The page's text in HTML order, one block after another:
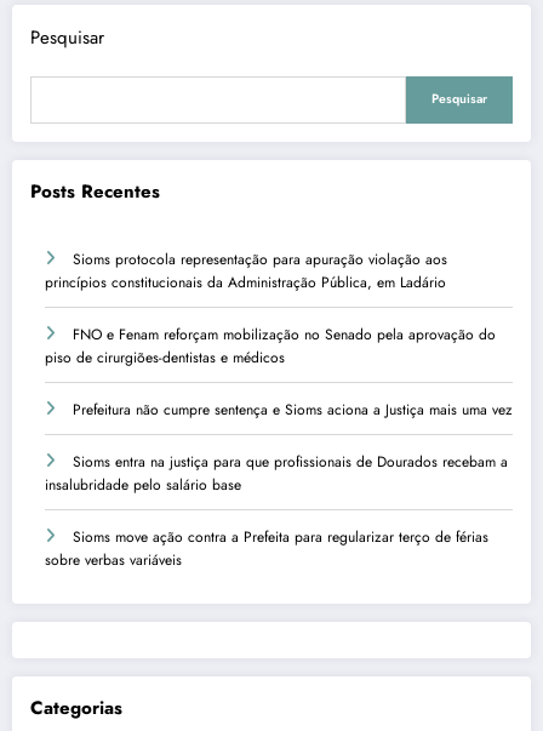
Pesquisar
Pesquisar
Posts Recentes
Sioms protocola representação para apuração violação aos
princípios constitucionais da Administração Pública, em Ladário
FNO e Fenam reforçam mobilização no Senado pela aprovação do
piso de cirurgiões-dentistas e médicos
Prefeitura não cumpre sentença e Sioms aciona a Justiça mais uma vez
Sioms entra na justiça para que profissionais de Dourados recebam a
insalubridade pelo salário base
Sioms move ação contra a Prefeita para regularizar terço de férias
sobre verbas variáveis
Categorias